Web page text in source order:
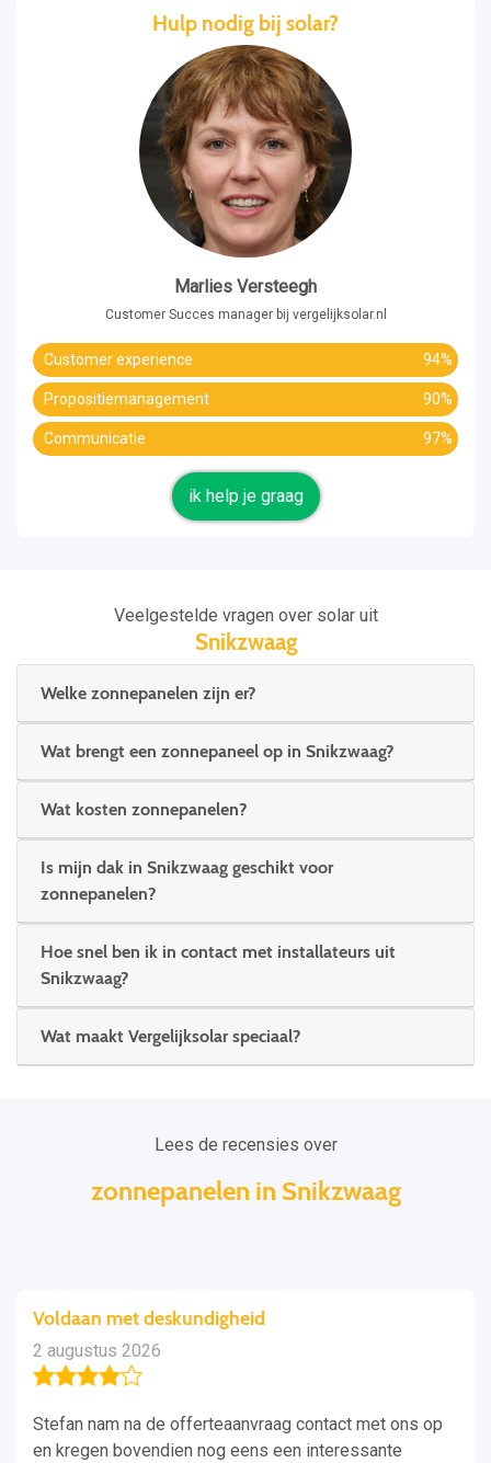
Hulp nodig bij solar?
Marlies Versteegh
Customer Succes manager bij vergelijksolar.nl
Customer experience 94%
Propositiemanagement 90%
Communicatie 97%
ik help je graag
Veelgestelde vragen over solar uit
Snikzwaag
Welke zonnepanelen zijn er?
Wat brengt een zonnepaneel op in Snikzwaag?
Wat kosten zonnepanelen?
Is mijn dak in Snikzwaag geschikt voor
zonnepanelen?
Hoe snel ben ik in contact met installateurs uit
Snikzwaag?
Wat maakt Vergelijksolar speciaal?
Lees de recensies over
zonnepanelen in Snikzwaag
Voldaan met deskundigheid
2 augustus 2026
Stefan nam na de offerteaanvraag contact met ons op
en kregen bovendien nog eens een interessante